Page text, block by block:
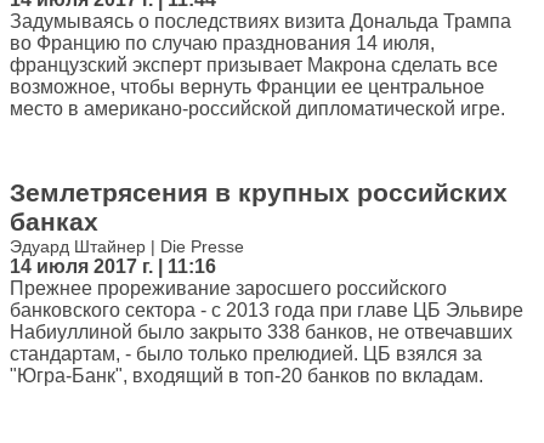
Задумываясь о последствиях визита Дональда Трампа
во Францию по случаю празднования 14 июля,
французский эксперт призывает Макрона сделать все
возможное, чтобы вернуть Франции ее центральное
место в американо-российской дипломатической игре.
Землетрясения в крупных российских
банках
Эдуард Штайнер | Die Presse
14 июля 2017 г. | 11:16
Прежнее прореживание заросшего российского
банковского сектора - с 2013 года при главе ЦБ Эльвире
Набиуллиной было закрыто 338 банков, не отвечавших
стандартам, - было только прелюдией. ЦБ взялся за
"Югра-Банк", входящий в топ-20 банков по вкладам.